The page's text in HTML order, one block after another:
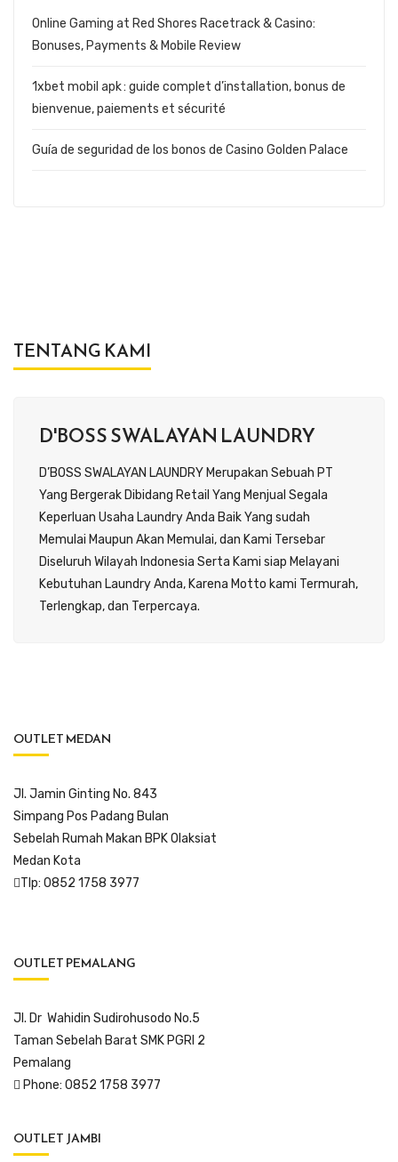
Online Gaming at Red Shores Racetrack & Casino:
Bonuses, Payments & Mobile Review
1xbet mobil apk : guide complet d’installation, bonus de
bienvenue, paiements et sécurité
Guía de seguridad de los bonos de Casino Golden Palace
TENTANG KAMI
D'BOSS SWALAYAN LAUNDRY
D’BOSS SWALAYAN LAUNDRY Merupakan Sebuah PT
Yang Bergerak Dibidang Retail Yang Menjual Segala
Keperluan Usaha Laundry Anda Baik Yang sudah
Memulai Maupun Akan Memulai, dan Kami Tersebar
Diseluruh Wilayah Indonesia Serta Kami siap Melayani
Kebutuhan Laundry Anda, Karena Motto kami Termurah,
Terlengkap, dan Terpercaya.
OUTLET MEDAN
Jl. Jamin Ginting No. 843
Simpang Pos Padang Bulan
Sebelah Rumah Makan BPK Olaksiat
Medan Kota
Tlp: 0852 1758 3977
OUTLET PEMALANG
Jl. Dr Wahidin Sudirohusodo No.5
Taman Sebelah Barat SMK PGRI 2
Pemalang
Phone: 0852 1758 3977
OUTLET JAMBI